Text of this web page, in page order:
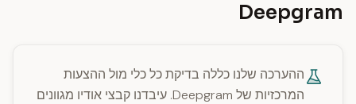
Deepgram
ההערכה שלנו כללה בדיקת כל כלי מול ההצעות
המרכזיות של Deepgram. עיבדנו קבצי אודיו מגוונים